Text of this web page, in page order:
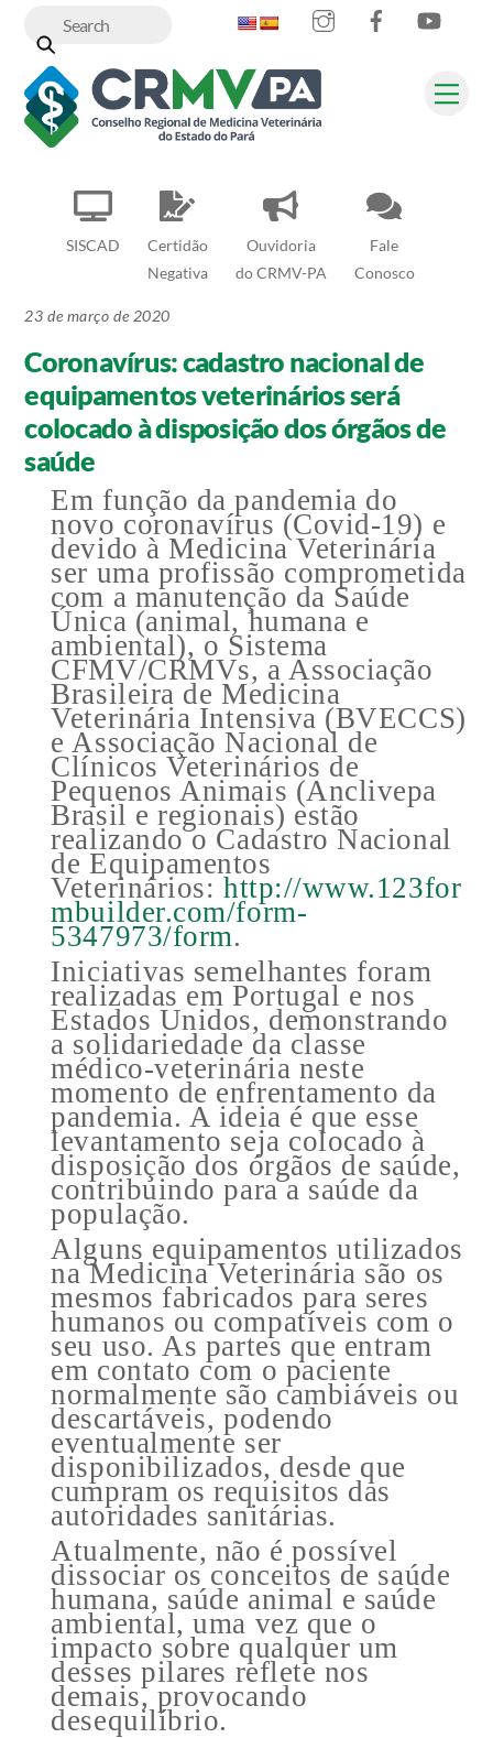
content
SISCAD
Certidão
Negativa
Ouvidoria
do CRMV-PA
Fale
Conosco
InstagramFacebook
23 de março de 2020
Coronavírus: cadastro nacional de
equipamentos veterinários será
colocado à disposição dos órgãos de
saúde
Em função da pandemia do
novo coronavírus (Covid-19) e
devido à Medicina Veterinária
ser uma profissão comprometida
com a manutenção da Saúde
Única (animal, humana e
ambiental), o Sistema
CFMV/CRMVs, a Associação
Brasileira de Medicina
Veterinária Intensiva (BVECCS)
e Associação Nacional de
Clínicos Veterinários de
Pequenos Animais (Anclivepa
Brasil e regionais) estão
realizando o Cadastro Nacional
de Equipamentos
Veterinários: http://www.123for
mbuilder.com/form-
5347973/form.
Iniciativas semelhantes foram
realizadas em Portugal e nos
Estados Unidos, demonstrando
a solidariedade da classe
médico-veterinária neste
momento de enfrentamento da
pandemia. A ideia é que esse
levantamento seja colocado à
disposição dos órgãos de saúde,
contribuindo para a saúde da
população.
Alguns equipamentos utilizados
na Medicina Veterinária são os
mesmos fabricados para seres
humanos ou compatíveis com o
seu uso. As partes que entram
em contato com o paciente
normalmente são cambiáveis ou
descartáveis, podendo
eventualmente ser
disponibilizados, desde que
cumpram os requisitos das
autoridades sanitárias.
Atualmente, não é possível
dissociar os conceitos de saúde
humana, saúde animal e saúde
ambiental, uma vez que o
impacto sobre qualquer um
desses pilares reflete nos
demais, provocando
desequilíbrio.